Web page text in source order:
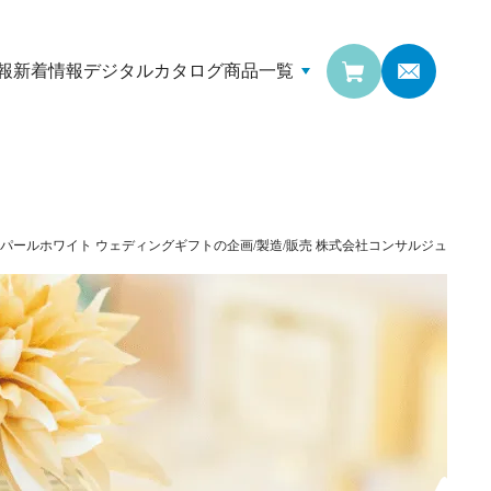
ールホワイト ウェディングギフトの企画/製造/販売 株式会社コンサルジュ
新着情報デジタルカタログ商品一覧